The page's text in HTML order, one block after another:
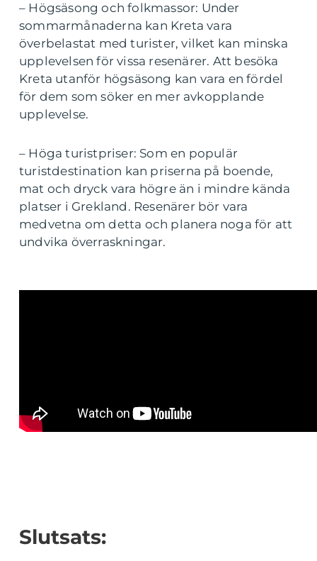
– Högsäsong och folkmassor: Under
sommarmånaderna kan Kreta vara
överbelastat med turister, vilket kan minska
upplevelsen för vissa resenärer. Att besöka
Kreta utanför högsäsong kan vara en fördel
för dem som söker en mer avkopplande
upplevelse.
– Höga turistpriser: Som en populär
turistdestination kan priserna på boende,
mat och dryck vara högre än i mindre kända
platser i Grekland. Resenärer bör vara
medvetna om detta och planera noga för att
undvika överraskningar.
Slutsats: